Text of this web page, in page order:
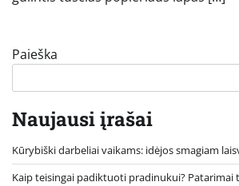
Paieška
Naujausi įrašai
Kūrybiški darbeliai vaikams: idėjos smagiam
Kaip teisingai padiktuoti pradinukui? Patarimai